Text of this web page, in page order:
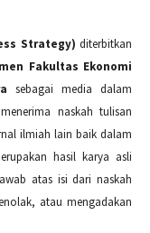
Strategy) diterbitkan
Fakultas Ekonomi
sebagai media dalam
naskah tulisan
ilmiah lain baik dalam
hasil karya asli
atas isi dari naskah
atau mengadakan